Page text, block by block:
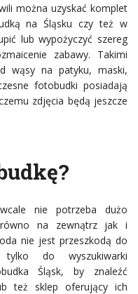
można uzyskać komplet
na Śląsku czy też w
lub wypożyczyć szereg
zabawy. Takimi
wąsy na patyku, maski,
fotobudki posiadają
zdjęcia będą jeszcze
nie potrzeba dużo
na zewnątrz jak i
nie jest przeszkodą do
tylko do wyszukiwarki
Śląsk, by znaleźć
też sklep oferujący ich